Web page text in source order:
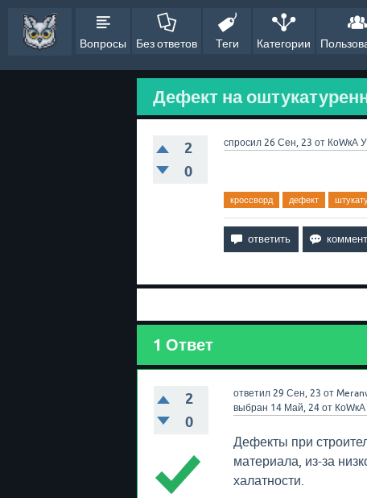
Вопросы Без ответов Теги Категории
Дефект на
2
0
спросил 26 Сен, 23 от КоWкА
кроссворд дефект
1 Ответ
2
0
ответил 29 Сен, 23 от
выбран 14 Май, 24 от КоWкА
Дефекты при
материала, из-за
халатности.